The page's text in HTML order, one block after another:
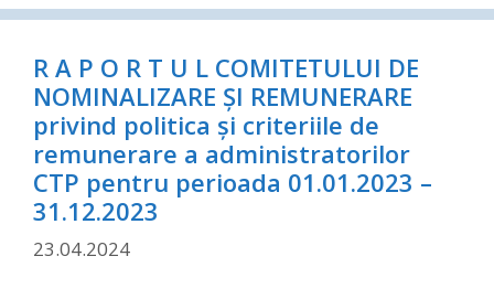
R A P O R T U L COMITETULUI DE
NOMINALIZARE ȘI REMUNERARE
privind politica şi criteriile de
remunerare a administratorilor
CTP pentru perioada 01.01.2023 –
31.12.2023
23.04.2024